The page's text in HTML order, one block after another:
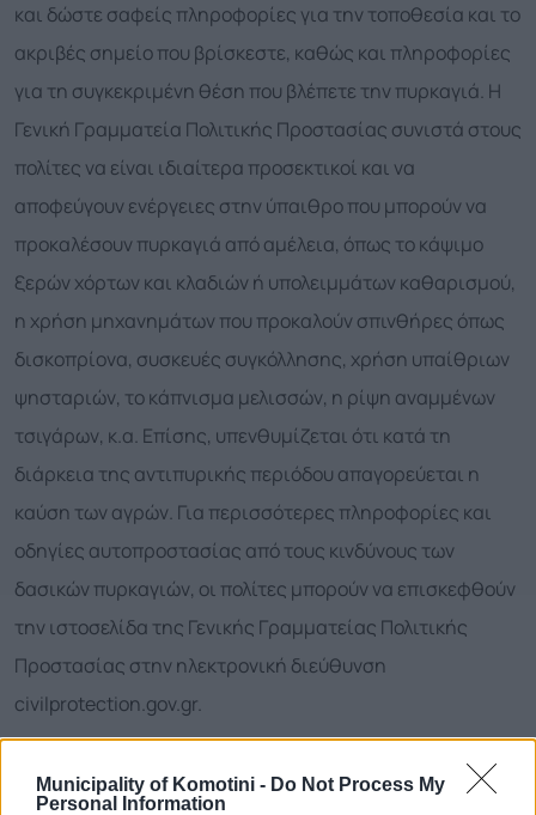
Municipality of Komotini - Do Not Process My
Personal Information
και δώστε σαφείς πληροφορίες για την τοποθεσία και το
ακριβές σημείο που βρίσκεστε, καθώς και πληροφορίες
για τη συγκεκριμένη θέση που βλέπετε την πυρκαγιά. Η
Γενική Γραμματεία Πολιτικής Προστασίας συνιστά στους
πολίτες να είναι ιδιαίτερα προσεκτικοί και να
αποφεύγουν ενέργειες στην ύπαιθρο που μπορούν να
προκαλέσουν πυρκαγιά από αμέλεια, όπως το κάψιμο
ξερών χόρτων και κλαδιών ή υπολειμμάτων καθαρισμού,
η χρήση μηχανημάτων που προκαλούν σπινθήρες όπως
δισκοπρίονα, συσκευές συγκόλλησης, χρήση υπαίθριων
ψησταριών, το κάπνισμα μελισσών, η ρίψη αναμμένων
τσιγάρων, κ.α. Επίσης, υπενθυμίζεται ότι κατά τη
διάρκεια της αντιπυρικής περιόδου απαγορεύεται η
καύση των αγρών. Για περισσότερες πληροφορίες και
οδηγίες αυτοπροστασίας από τους κινδύνους των
δασικών πυρκαγιών, οι πολίτες μπορούν να επισκεφθούν
την ιστοσελίδα της Γενικής Γραμματείας Πολιτικής
Προστασίας στην ηλεκτρονική διεύθυνση
civilprotection.gov.gr.
απαγορεύεται η διέλευση, παραμονή και κυκλοφορία